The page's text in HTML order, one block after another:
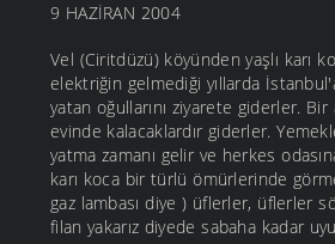
9 HAZIRAN 2004
Vel (Ciritdüzü) köyünden yaşlı karı
elektriğin gelmediği yıllarda
yatan oğullarını ziyarete giderler. Bir
evinde kalacaklardır giderler.
yatma zamanı gelir ve herkes
karı koca bir türlü ömürlerinde
gaz lambası diye ) üflerler, üflerler
filan yakarız diyede sabaha kadar